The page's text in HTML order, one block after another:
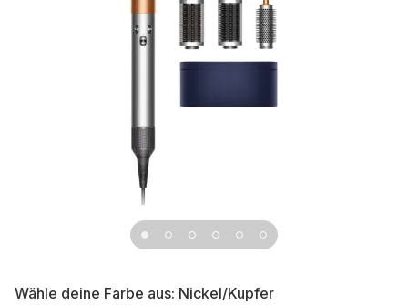
Wähle deine Farbe aus: Nickel/Kupfer